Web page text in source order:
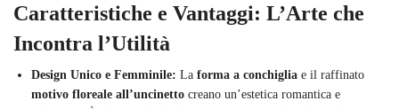
Caratteristiche e Vantaggi: L’Arte che
Incontra l’Utilità
Design Unico e Femminile: La forma a conchiglia e il raffinato
motivo floreale all’uncinetto creano un’estetica romantica e